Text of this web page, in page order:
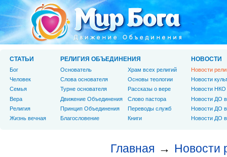
Главная → Новости
СТАТЬИ
Бог
Человек
Cемья
Вера
Религия
Жизнь вечная
РЕЛИГИЯ ОБЪЕДИНЕНИЯ
Основатель
Слова основателя
Турне основателя
Движение Объединения
Принцип Объединения
Благословение
Храм всех религий
Основы теологии
Рассказы о вере
Слово пастора
Переводы служб
Книги
НОВОСТИ
Новости
Новости
Новости НКО
Новости ДО
Новости ДО
Новости ДО